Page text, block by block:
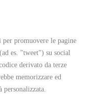
promuovere le pagine
es. "tweet") su social
derivato da terze
memorizzare ed